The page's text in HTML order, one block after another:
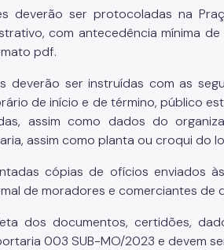
deverão ser protocoladas na
com antecedência mínima
pdf.
deverão ser instruídas com as
de início e de término, público
assim como dados do
assim como planta ou croqui do
cópias de ofícios enviados
de moradores e comerciantes de
dos documentos, certidões,
003 SUB-MO/2023 e devem